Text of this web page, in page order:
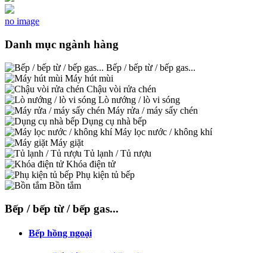
no image
Danh mục ngành hàng
Bếp / bếp từ / bếp gas...
Máy hút mùi
Chậu vòi rửa chén
Lò nướng / lò vi sóng
Máy rửa / máy sấy chén
Dụng cụ nhà bếp
Máy lọc nước / không khí
Máy giặt
Tủ lạnh / Tủ rượu
Khóa điện tử
Phụ kiện tủ bếp
Bồn tắm
Bếp / bếp từ / bếp gas...
Bếp hồng ngoại